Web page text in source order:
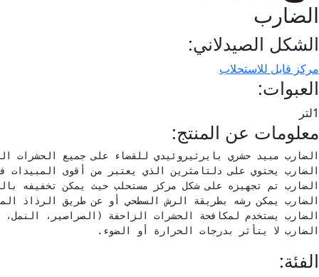
الضارب
الشكل الصيدلاني:
مركز قابل للاستحلاب
العبوات:
1لتر
معلومات عن المنتج:
الضارب لا يتأثر بدرجات الحرارة أو الضوء.
الفئة: